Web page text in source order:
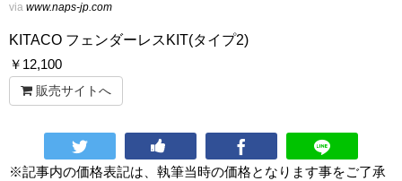
via www.naps-jp.com
KITACO フェンダーレスKIT(タイプ2)
￥ 12,100
販売サイトへ
※記事内の価格表記は、執筆当時の価格となります事をご了承